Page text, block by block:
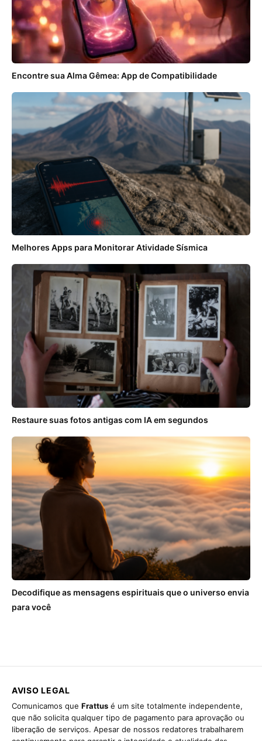
Encontre sua Alma Gêmea: App de Compatibilidade
Melhores Apps para Monitorar Atividade Sísmica
Restaure suas fotos antigas com IA em segundos
Decodifique as mensagens espirituais que o universo envia
para você
AVISO LEGAL
Comunicamos que Frattus é um site totalmente independente,
que não solicita qualquer tipo de pagamento para aprovação ou
liberação de serviços. Apesar de nossos redatores trabalharem